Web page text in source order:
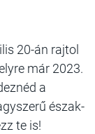
20-án rajtol
már 2023.
a
észak-
te is!